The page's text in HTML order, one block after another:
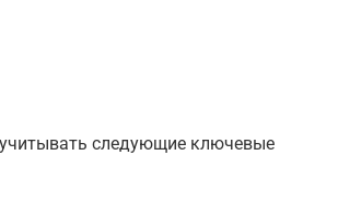
следующие ключевые